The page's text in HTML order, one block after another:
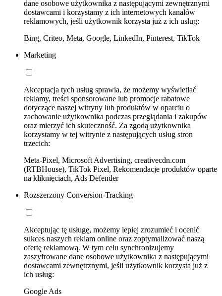
dane osobowe użytkownika z następującymi zewnętrznymi
dostawcami i korzystamy z ich internetowych kanałów
reklamowych, jeśli użytkownik korzysta już z ich usług:
Bing, Criteo, Meta, Google, LinkedIn, Pinterest, TikTok
Marketing
Akceptacja tych usług sprawia, że możemy wyświetlać
reklamy, treści sponsorowane lub promocje rabatowe
dotyczące naszej witryny lub produktów w oparciu o
zachowanie użytkownika podczas przeglądania i zakupów
oraz mierzyć ich skuteczność. Za zgodą użytkownika
korzystamy w tej witrynie z następujących usług stron
trzecich:
Meta-Pixel, Microsoft Advertising, creativecdn.com
(RTBHouse), TikTok Pixel, Rekomendacje produktów oparte
na kliknięciach, Ads Defender
Rozszerzony Conversion-Tracking
Akceptując tę usługę, możemy lepiej zrozumieć i ocenić
sukces naszych reklam online oraz zoptymalizować naszą
ofertę reklamową. W tym celu synchronizujemy
zaszyfrowane dane osobowe użytkownika z następującymi
dostawcami zewnętrznymi, jeśli użytkownik korzysta już z
ich usług:
Google Ads